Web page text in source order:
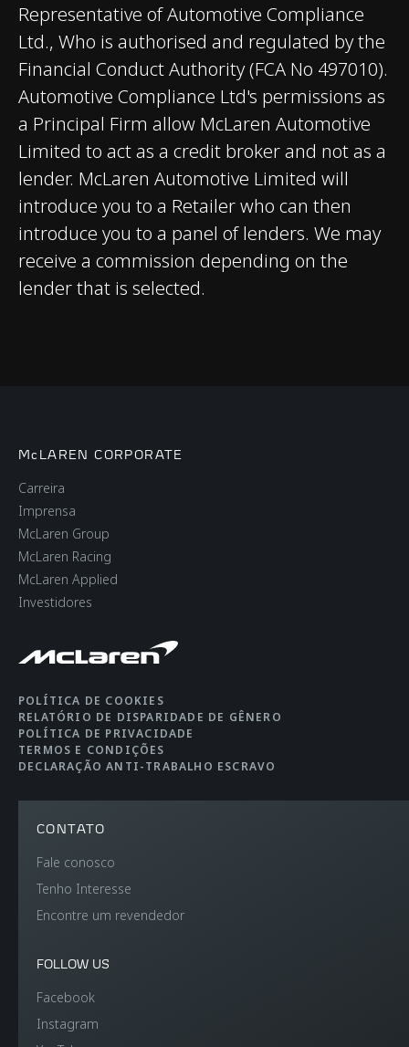
FREIOS
Carbon Ceramic
brakes with 6-piston
callipers
AERODINÂMICA Static
PESOS E DIMENSÕES
CAPACIDADE DO
TANQUE DE
COMBUSTÍVEL
BAGAGEIRO
EFICIÊNCIA
CO2 Emmissions EU
WLTP
AUTONOMIA
ELÉTRICA
Representative of Automotive Compliance
Ltd., Who is authorised and regulated by the
Financial Conduct Authority (FCA No 497010).
Automotive Compliance Ltd's permissions as
a Principal Firm allow McLaren Automotive
Limited to act as a credit broker and not as a
lender. McLaren Automotive Limited will
introduce you to a Retailer who can then
introduce you to a panel of lenders. We may
receive a commission depending on the
lender that is selected.
McLAREN CORPORATE
Carreira
Imprensa
McLaren Group
McLaren Racing
McLaren Applied
Investidores
POLÍTICA DE COOKIES
RELATÓRIO DE DISPARIDADE DE GÊNERO
POLÍTICA DE PRIVACIDADE
TERMOS E CONDIÇÕES
DECLARAÇÃO ANTI-TRABALHO ESCRAVO
CONTATO
Fale conosco
Tenho Interesse
Encontre um revendedor
FOLLOW US
Facebook
Instagram